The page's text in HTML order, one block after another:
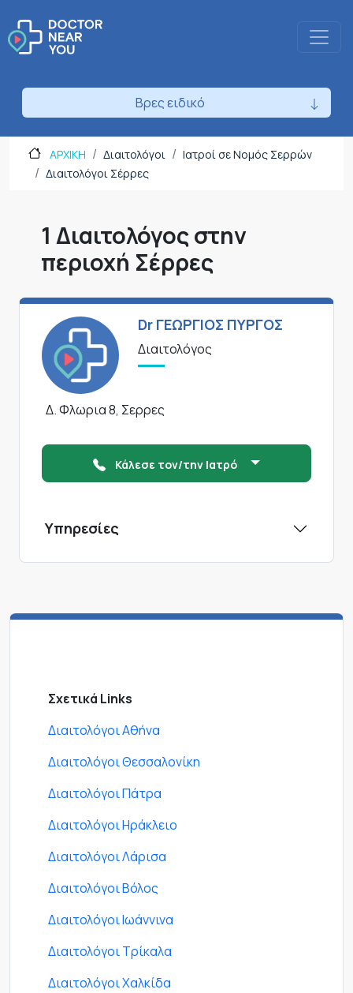
Βρες ειδικό
ΑΡΧΙΚΗ Διαιτολόγοι
Ιατροί σε Νομός Σερρών
Διαιτολόγοι Σέρρες
1 Διαιτολόγος στην
περιοχή Σέρρες
Dr ΓΕΩΡΓΙΟΣ ΠΥΡΓΟΣ
Διαιτολόγος
Δ. Φλωρια 8, Σερρες
Κάλεσε τον/την Ιατρό
Υπηρεσίες
Σχετικά Links
Διαιτολόγοι Αθήνα
Διαιτολόγοι Θεσσαλονίκη
Διαιτολόγοι Πάτρα
Διαιτολόγοι Ηράκλειο
Διαιτολόγοι Λάρισα
Διαιτολόγοι Βόλος
Διαιτολόγοι Ιωάννινα
Διαιτολόγοι Τρίκαλα
Διαιτολόγοι Χαλκίδα